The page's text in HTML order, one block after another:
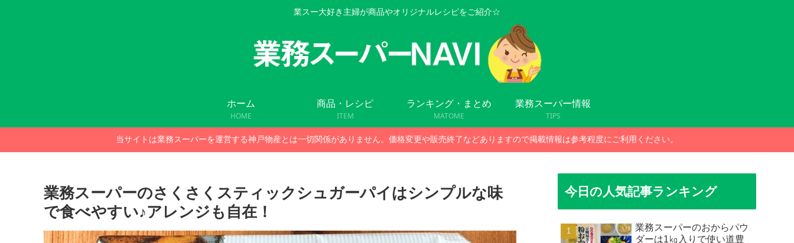
業スー大好き主婦が商品やオリジナルレシピをご紹介☆
ホーム
HOME
商品・レシピ
ITEM
ランキング・まとめ
MATOME
業務スーパー情報
TIPS
当サイトは業務スーパーを運営する神戸物産とは一切関係がありません。価格変更や販売終了などありますので掲載情報は参考程度にご利用ください。
業務スーパーのさくさくスティックシュガーパイはシンプルな味
で食べやすい♪アレンジも自在！
今日の人気記事ランキング
業務スーパーのおからパウ
ダーは1㎏入りで使い道豊